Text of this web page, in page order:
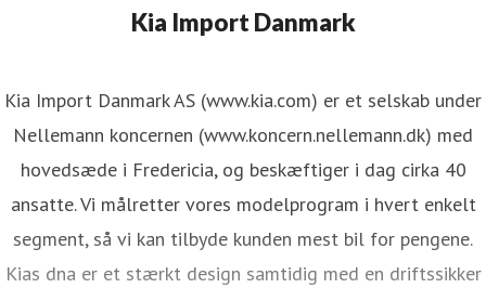
Kia Import Danmark
Kia Import Danmark AS (www.kia.com) er et selskab under
Nellemann koncernen (www.koncern.nellemann.dk) med
hovedsæde i Fredericia, og beskæftiger i dag cirka 40
ansatte. Vi målretter vores modelprogram i hvert enkelt
segment, så vi kan tilbyde kunden mest bil for pengene.
Kias dna er et stærkt design samtidig med en driftssikker